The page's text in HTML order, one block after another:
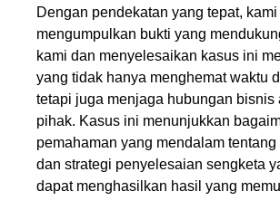
Dengan pendekatan yang tepat, kami
mengumpulkan bukti yang
kami dan menyelesaikan kasus ini
yang tidak hanya menghemat waktu
tetapi juga menjaga hubungan bisnis
pihak. Kasus ini menunjukkan
pemahaman yang mendalam
dan strategi penyelesaian sengketa
dapat menghasilkan hasil yang